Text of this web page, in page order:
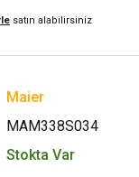
satın alabilirsiniz
Maier
MAM338S034
Stokta Var